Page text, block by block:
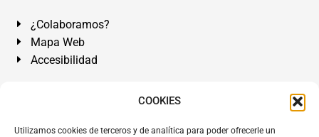
COOKIES
Utilizamos cookies de terceros y de analítica para poder ofrecerle un
¿Colaboramos?
Mapa Web
Accesibilidad
Álvarez Abogados Tenerife:Calle Teobaldo Power Nº 7,
de Tenerife. Islas Canarias.